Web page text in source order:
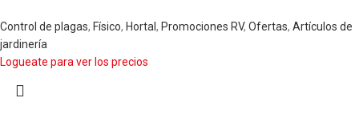
Control de plagas, Físico, Hortal , Promociones RV, Ofertas, Artículos de
jardinería
Logueate para ver los precios